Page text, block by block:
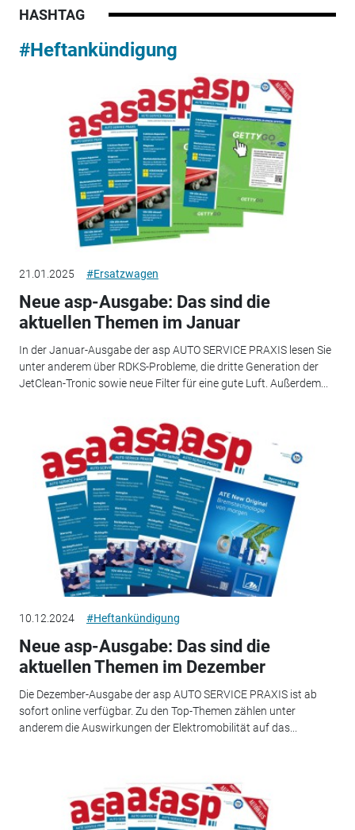
HASHTAG
#Heftankündigung
21.01.2025 #Ersatzwagen
Neue asp-Ausgabe: Das sind die
aktuellen Themen im Januar
In der Januar-Ausgabe der asp AUTO SERVICE PRAXIS lesen Sie
unter anderem über RDKS-Probleme, die dritte Generation der
JetClean-Tronic sowie neue Filter für eine gute Luft. Außerdem...
10.12.2024 #Heftankündigung
Neue asp-Ausgabe: Das sind die
aktuellen Themen im Dezember
Die Dezember-Ausgabe der asp AUTO SERVICE PRAXIS ist ab
sofort online verfügbar. Zu den Top-Themen zählen unter
anderem die Auswirkungen der Elektromobilität auf das...